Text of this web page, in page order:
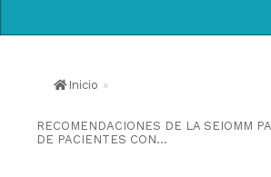
Inicio »
RECOMENDACIONES DE LA SEIOMM
DE PACIENTES CON...